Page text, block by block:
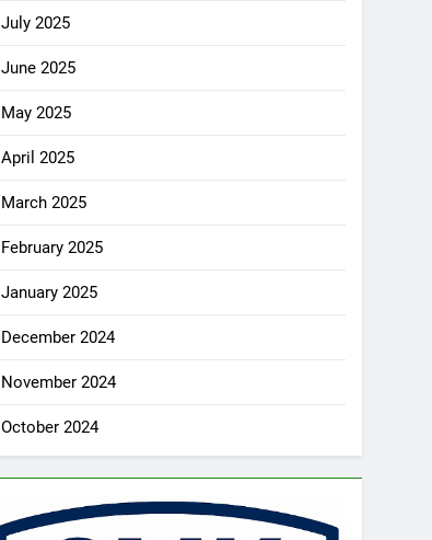
July 2025
June 2025
May 2025
April 2025
March 2025
February 2025
January 2025
December 2024
November 2024
October 2024